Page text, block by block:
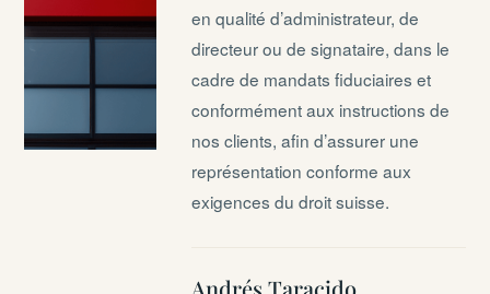
en qualité d’administrateur, de
directeur ou de signataire, dans le
cadre de mandats fiduciaires et
conformément aux instructions de
nos clients, afin d’assurer une
représentation conforme aux
exigences du droit suisse.
Andrés Taracido